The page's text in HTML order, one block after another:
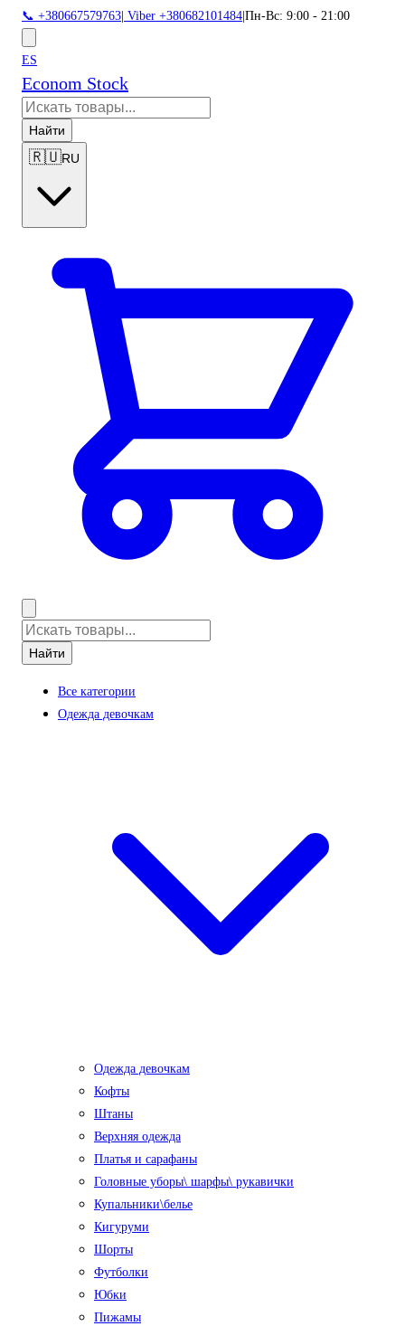
📞 +380667579763 Viber +380682101484 Пн-Вс: 9:00 - 21:00
ES
Econom Stock
Найти
🇷🇺RU
Найти
Все категории
Одежда девочкам
Одежда девочкам
Кофты
Штаны
Верхняя одежда
Платья и сарафаны
Головные уборы\ шарфы\ рукавички
Купальники\белье
Кигуруми
Шорты
Футболки
Юбки
Пижамы